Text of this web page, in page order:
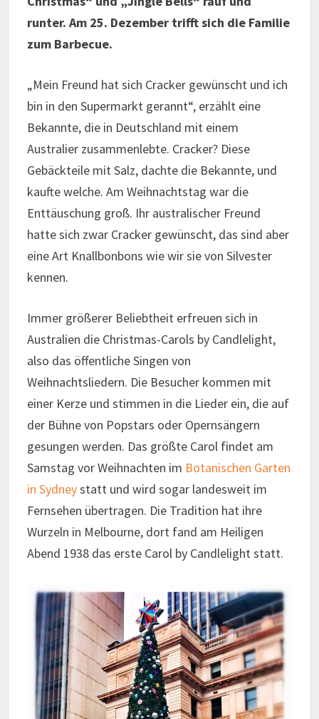
runter. Am 25. Dezember trifft sich die Familie
zum Barbecue.
„Mein Freund hat sich Cracker gewünscht und ich
bin in den Supermarkt gerannt“, erzählt eine
Bekannte, die in Deutschland mit einem
Australier zusammenlebte. Cracker? Diese
Gebäckteile mit Salz, dachte die Bekannte, und
kaufte welche. Am Weihnachtstag war die
Enttäuschung groß. Ihr australischer Freund
hatte sich zwar Cracker gewünscht, das sind aber
eine Art Knallbonbons wie wir sie von Silvester
kennen.
Immer größerer Beliebtheit erfreuen sich in
Australien die Christmas-Carols by Candlelight,
also das öffentliche Singen von
Weihnachtsliedern. Die Besucher kommen mit
einer Kerze und stimmen in die Lieder ein, die auf
der Bühne von Popstars oder Opernsängern
gesungen werden. Das größte Carol findet am
Samstag vor Weihnachten im Botanischen Garten
in Sydneystatt und wird sogar landesweit im
Fernsehen übertragen. Die Tradition hat ihre
Wurzeln in Melbourne, dort fand am Heiligen
Abend 1938 das erste Carol by Candlelight statt.